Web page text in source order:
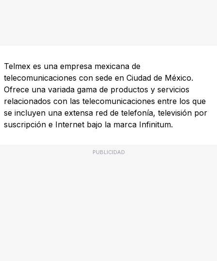
Telmex es una empresa mexicana de
telecomunicaciones con sede en Ciudad de México.
Ofrece una variada gama de productos y servicios
relacionados con las telecomunicaciones entre los que
se incluyen una extensa red de telefonía, televisión por
suscripción e Internet bajo la marca Infinitum.
PUBLICIDAD